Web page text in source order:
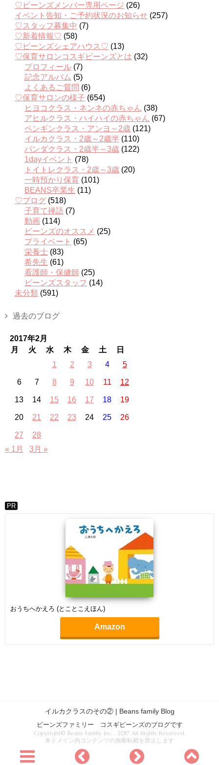
♡ビーンズメンバー専用ページ (26)
イベント告知・ご予約状況のお知らせ (257)
♡スタッフ募集中 (7)
♡新着情報♡ (58)
♡ビーンズシェアハウス♡ (13)
♡保育サロンコスギビーンズとは (32)
プロフィール (7)
記念アルバム (5)
よくあるご質問 (6)
♡保育サロンの様子 (654)
ヒヨコクラス・ネンネの赤ちゃん (38)
アヒルクラス・ハイハイの赤ちゃん (67)
ペンギンクラス・アンヨ～2歳 (121)
イルカクラス・2歳～2歳半 (110)
パンダクラス・2歳半～3歳 (122)
1dayイベント (78)
トイトレクラス・2歳～3歳 (20)
一時預かり保育 (101)
BEANS卒業生 (11)
♡ブログ (518)
子育て禅語 (7)
動画 (114)
ビーンズのオススメ (25)
プライベート (65)
栄養士 (83)
希先生 (61)
看護師・保健師 (25)
ビーンズスタッフ (14)
未分類 (591)
過去のブログ
2017年2月
月
火 水 木 金 土
日
1
2 3 4 5
6 7 8 9 10 11 12
13 14 15 16 17 18 19
20 21 22 23 24 25 26
27
28
« 1月
3月 »
PR
おうちへかえろ (とことこえほん)
Amazon
イルカクラスのその② | Beans family Blog
ビーンズファミリー コスギビーンズのブログです
Copyright© Beans family Inc. , 2017 All Rights Reserved.
本ドメイン内コンテンツの無断転載を禁止します